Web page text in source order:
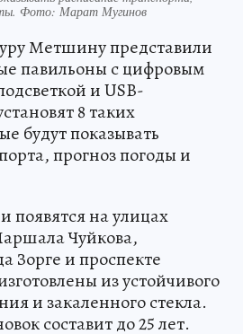
Фото: Марат Мугинов
Метшину представили
павильоны с цифровым
и USB-
8 таких
будут показывать
прогноз погоды и
появятся на улицах
Чуйкова,
Зорге и проспекте
из устойчивого
и закаленного стекла.
составит до 25 лет.